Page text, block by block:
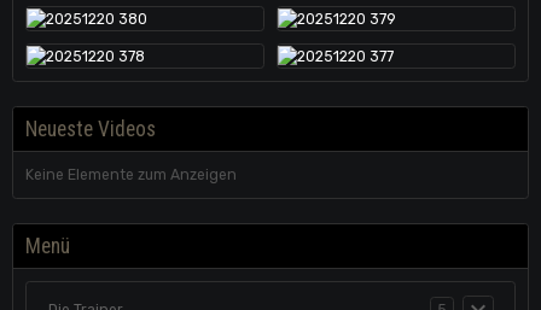
Neueste Videos
Keine Elemente zum Anzeigen
Menü